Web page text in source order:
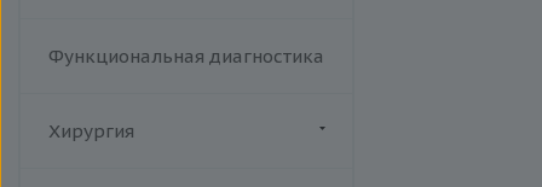
Функциональная диагностика
Хирургия